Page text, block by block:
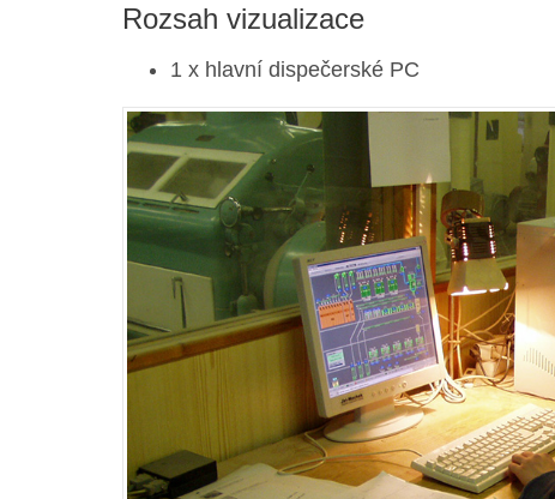
Rozsah vizualizace
1 x hlavní dispečerské PC